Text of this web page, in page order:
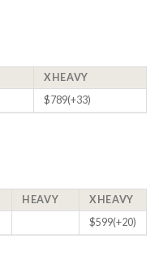
XHEAVY
$789(+33)
HEAVY
XHEAVY
$599(+20)